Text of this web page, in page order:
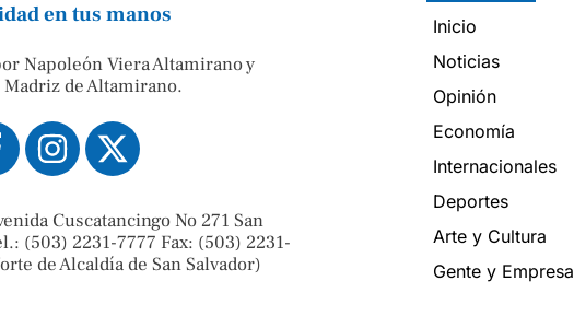
en tus manos
Napoleón Viera Altamirano y
de Altamirano.
Cuscatancingo No 271 San
(503) 2231-7777 Fax: (503) 2231-
de Alcaldía de San Salvador)
Inicio
Noticias
Opinión
Economía
Internacionales
Deportes
Arte y Cultura
Gente y Empresa